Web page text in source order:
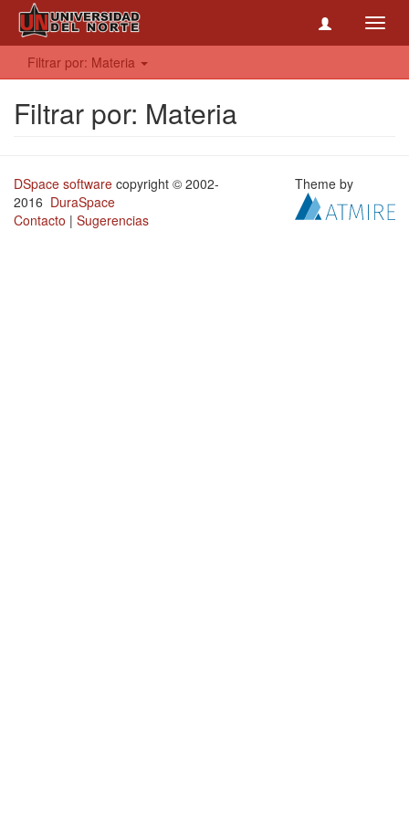
Filtrar por: Materia
Filtrar por: Materia
DSpace software copyright © 2002-
2016 DuraSpace
Contacto | Sugerencias
Theme by